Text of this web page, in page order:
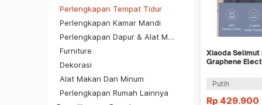
Perlengkapan Tempat Tidur
Perlengkapan Kamar Mandi
Perlengkapan Dapur & Alat Masak
Furniture
Dekorasi
Alat Makan Dan Minum
Perlengkapan Rumah Lainnya
SiCepat REG
SiCepat BEST
Xiaoda Selimut
Graphene
Putih
Rp 429.900